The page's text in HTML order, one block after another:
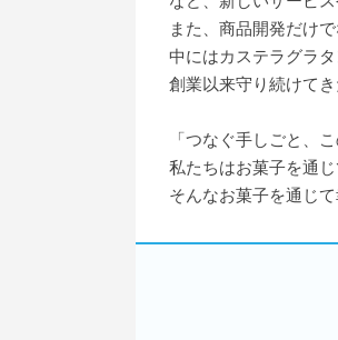
また、商品開発だけ
中にはカステラグラ
創業以来守り続けて
「つなぐ手しごと、こ
私たちはお菓子を通
そんなお菓子を通じ